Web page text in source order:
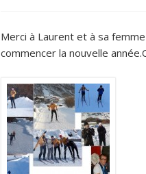
Merci à Laurent et à sa
commencer la nouvelle